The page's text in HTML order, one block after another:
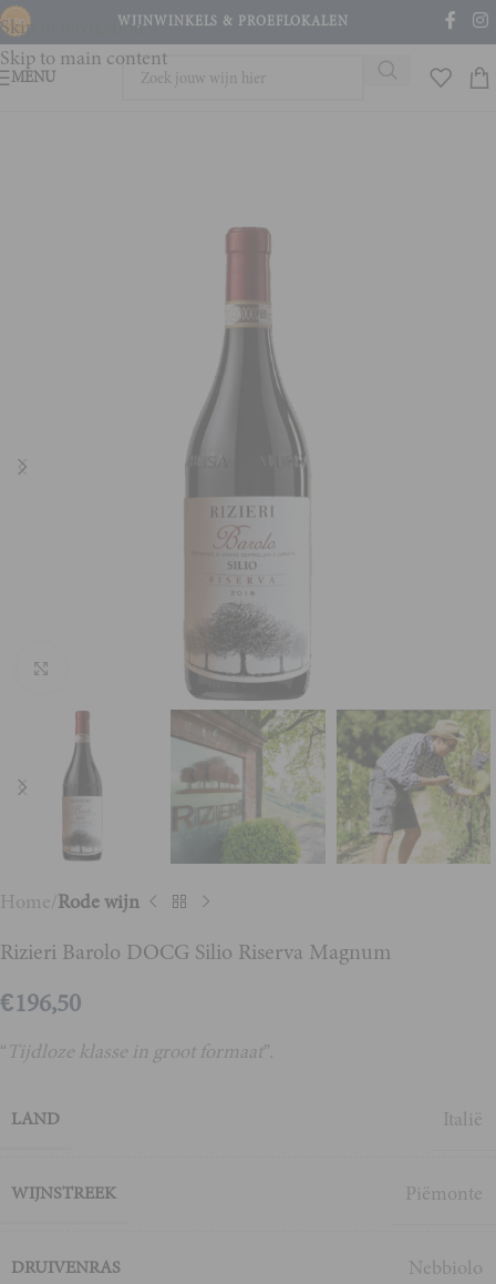
Skip to navigation
Skip to main content
WIJNWINKELS & PROEFLOKALEN
MENU
Home Rode wijn
Rizieri Barolo DOCG Silio Riserva Magnum
€196,50
“ Tijdloze klasse in groot formaat”.
LAND Italië
WIJNSTREEK Piëmonte
DRUIVENRAS Nebbiolo